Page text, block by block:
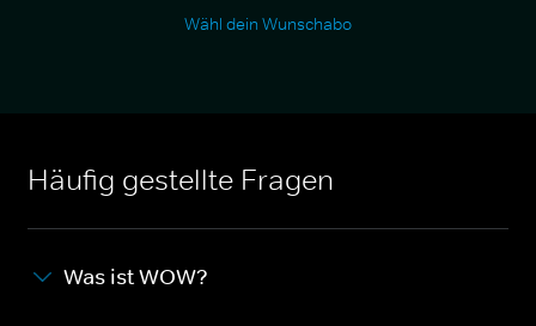
Wähl dein Wunschabo
Häufig gestellte Fragen
Was ist WOW?